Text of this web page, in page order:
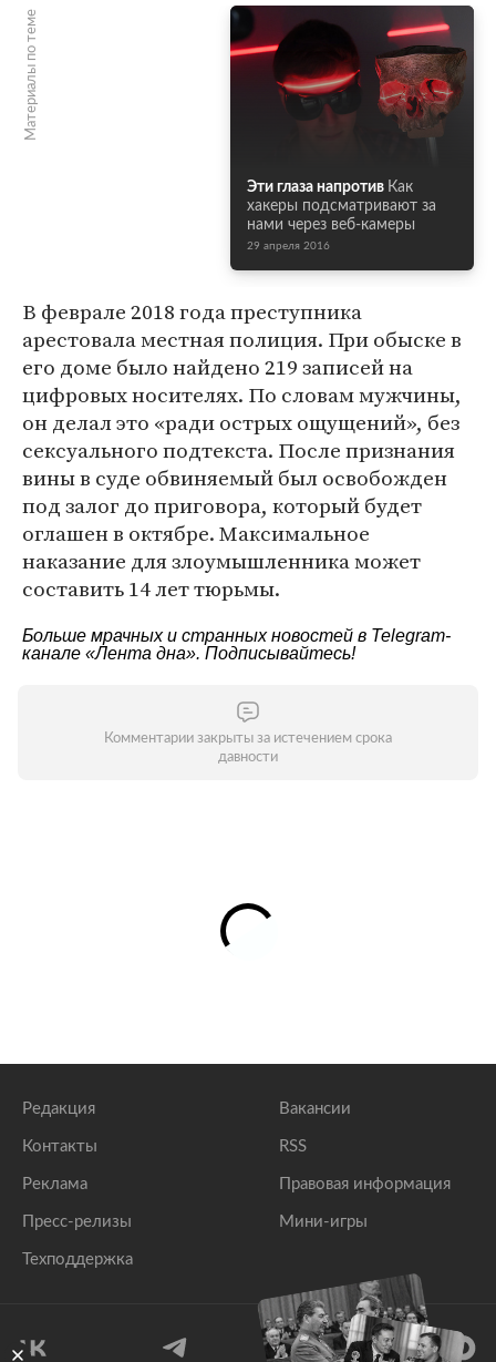
Материалы по теме
Эти глаза напротив Как
хакеры подсматривают за
нами через веб-камеры
29 апреля 2016
В феврале 2018 года преступника
арестовала местная полиция. При обыске в
его доме было найдено 219 записей на
цифровых носителях. По словам мужчины,
он делал это «ради острых ощущений», без
сексуального подтекста. После признания
вины в суде обвиняемый был освобожден
под залог до приговора, который будет
оглашен в октябре. Максимальное
наказание для злоумышленника может
составить 14 лет тюрьмы.
Больше мрачных и странных новостей в Telegram-
канале «Лента дна». Подписывайтесь!
Комментарии закрыты за истечением срока
давности
Редакция
Контакты
Реклама
Пресс-релизы
Техподдержка
Вакансии
RSS
Правовая информация
Мини-игры